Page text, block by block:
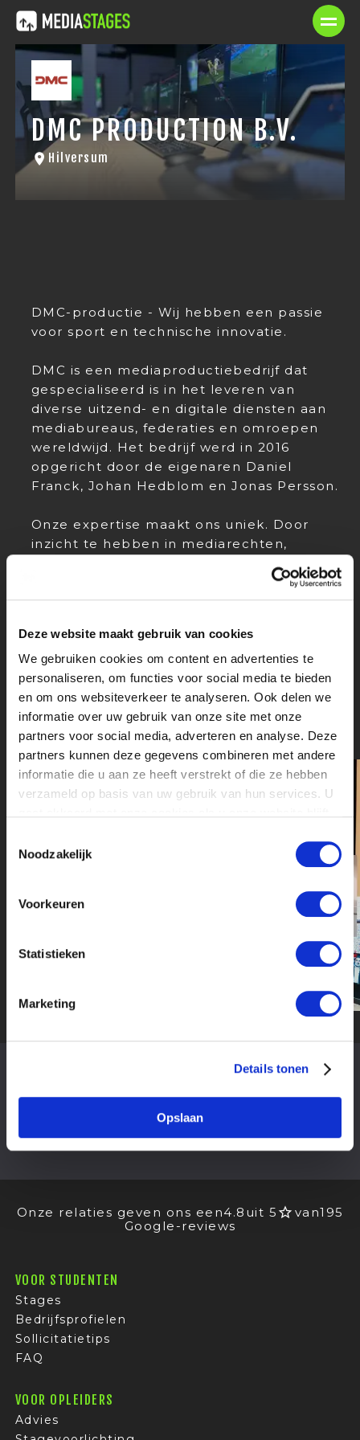
Deze website maakt gebruik van cookies
We gebruiken cookies om content en advertenties te
personaliseren, om functies voor social media te bieden
en om ons websiteverkeer te analyseren. Ook delen we
informatie over uw gebruik van onze site met onze
partners voor social media, adverteren en analyse. Deze
partners kunnen deze gegevens combineren met andere
informatie die u aan ze heeft verstrekt of die ze hebben
verzameld op basis van uw gebruik van hun services. U
Noodzakelijk
Voorkeuren
Statistieken
Marketing
Details tonen
Opslaan
DMC PRODUCTION B.V.
Hilversum
DMC-productie - Wij hebben een passie
voor sport en technische innovatie.
DMC is een mediaproductiebedrijf dat
gespecialiseerd is in het leveren van
diverse uitzend- en digitale diensten aan
mediabureaus, federaties en omroepen
wereldwijd. Het bedrijf werd in 2016
opgericht door de eigenaren Daniel
Franck, Johan Hedblom en Jonas Persson.
Onze expertise maakt ons uniek. Door
inzicht te hebben in mediarechten,
televisieproductie en te begrijpen wat
voor u als partner belangrijk is, adviseren
wij u over de optimale oplossing die aan
vertegenwoordigt momenteel klanten
wereldwijd en produceert sport- en
entertainmentevenementen voor
televisiestations en mediabedrijven over
de hele wereld.
STAGES
Helaas zijn er momenteel geen stageplekken
Onze relaties geven ons een4.8 uit 5 van195
Google-reviews
VOOR STUDENTEN
Stages
Bedrijfsprofielen
Sollicitatietips
FAQ
VOOR OPLEIDERS
Advies